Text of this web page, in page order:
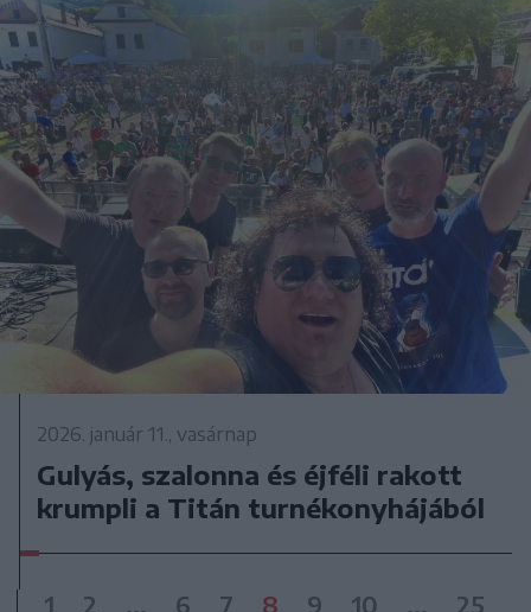
2026. január 11., vasárnap
Gulyás, szalonna és éjféli rakott
krumpli a Titán turnékonyhájából
1 2 ... 6 7 8 9 10 ... 25